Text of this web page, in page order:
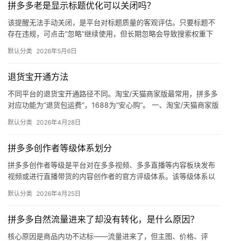
媒
体
社
拼多多老是显示标题优化可以关闭吗？
该提醒无法手动关闭，是平台对标题质量的客观评估。只要标题不
存在违规，可点击“忽略”继续使用，但长期忽略会导致搜索权重下
默认分类 2026年5月6日
退货宝开通方法
不同平台的退货宝开通路径不同。淘宝/天猫商家版最常用，拼多多
对应功能为“退货包运费”，1688为“安心购”。 一、淘宝/天猫商家版
默认分类 2026年4月28日
拼多多创作者等级体系划分
拼多多创作者等级是平台对在多多视频、多多直播等内容板块发布
视频或进行直播带货的内容创作者的官方评级体系。该等级体系以
同等级…
默认分类 2026年4月25日
拼多多自然流量进来了却没有转化，是什么原因？
核心原因是商品内功不达标——流量进来了，但主图、价格、评